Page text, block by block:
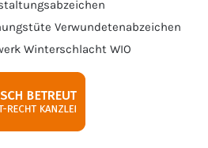
Verwundetenabzeichen
Winterschlacht WIO